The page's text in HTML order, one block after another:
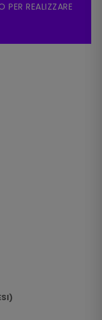
REALIZZARE